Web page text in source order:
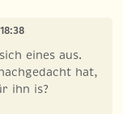
eines aus.
hat,
ihn is?